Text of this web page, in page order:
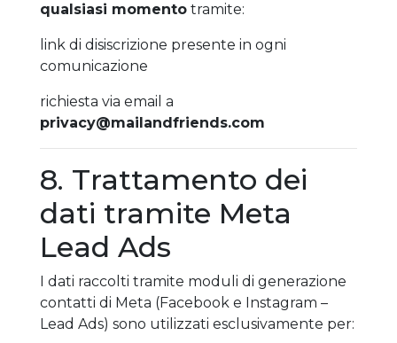
qualsiasi momento tramite:
link di disiscrizione presente in ogni
comunicazione
richiesta via email a
privacy@mailandfriends.com
8. Trattamento dei
dati tramite Meta
Lead Ads
I dati raccolti tramite moduli di generazione
contatti di Meta (Facebook e Instagram –
Lead Ads) sono utilizzati esclusivamente per: